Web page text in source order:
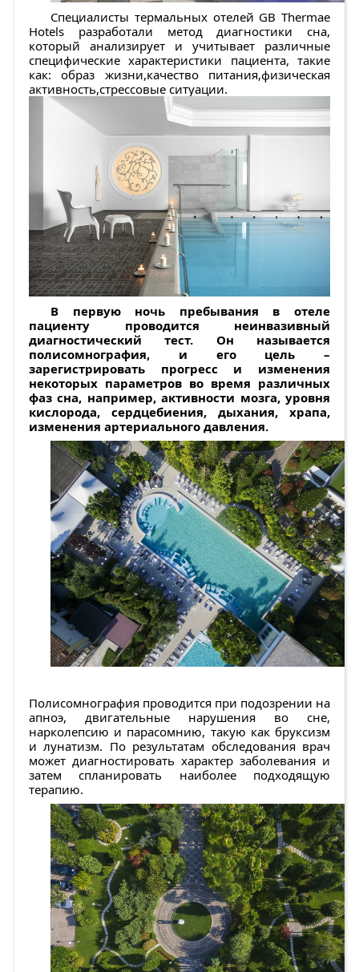
Специалисты термальных отелей GB Thermae
Hotels разработали метод диагностики сна,
который анализирует и учитывает различные
специфические характеристики пациента, такие
как: образ жизни,качество питания,физическая
активность,стрессовые ситуации.
В первую ночь пребывания в отеле
пациенту проводится неинвазивный
диагностический тест. Он называется
полисомнография, и его цель –
зарегистрировать прогресс и изменения
некоторых параметров во время различных
фаз сна, например, активности мозга, уровня
кислорода, сердцебиения, дыхания, храпа,
изменения артериального давления.
Полисомнография проводится при подозрении на
апноэ, двигательные нарушения во сне,
нарколепсию и парасомнию, такую как бруксизм
и лунатизм. По результатам обследования врач
может диагностировать характер заболевания и
затем спланировать наиболее подходящую
терапию.